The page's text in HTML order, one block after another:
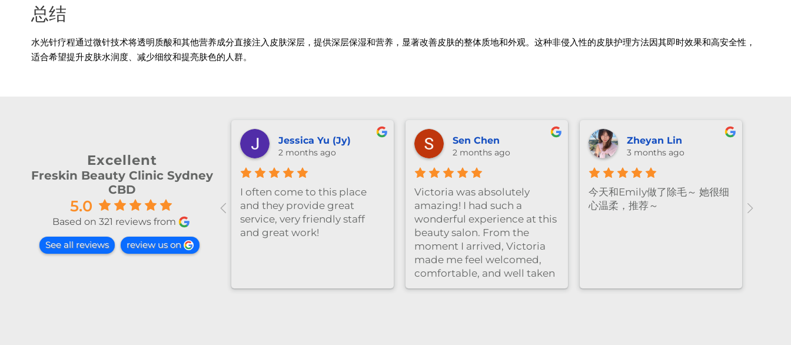
总结
水光针疗程通过微针技术将透明质酸和其他营养成分直接注入皮肤深层，提供深层保湿和营养，显著改善皮肤的整体质地和外观。这种非侵入性的皮肤护理方法因其即时效果和高安全性，
适合希望提升皮肤水润度、减少细纹和提亮肤色的人群。
Excellent
Freskin Beauty Clinic Sydney
CBD
5.0
Based on 321 reviews from
See all reviews review us on
I had such a
experience at this
I arrived, Victoria
me feel welcomed,
Zheyan Lin
3 months ago
今天和Emily做了除毛～ 她很细
心温柔，推荐～
anika ng
3 months ago
Vivian Wu
3 months ago
Great facial experience! The
clinic is clean and relaxing,
and the staff were very
professional and friendly.
Highly recommend！
Lexie Li
Emily做facial的手法真
柔又细致，全程都很放